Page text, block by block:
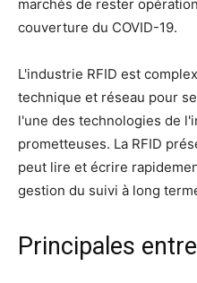
marchés de rester
couverture du COVID-19.
L'industrie RFID est
technique et réseau pour
l'une des technologies de
prometteuses. La RFID
peut lire et écrire
gestion du suivi à long
Principales